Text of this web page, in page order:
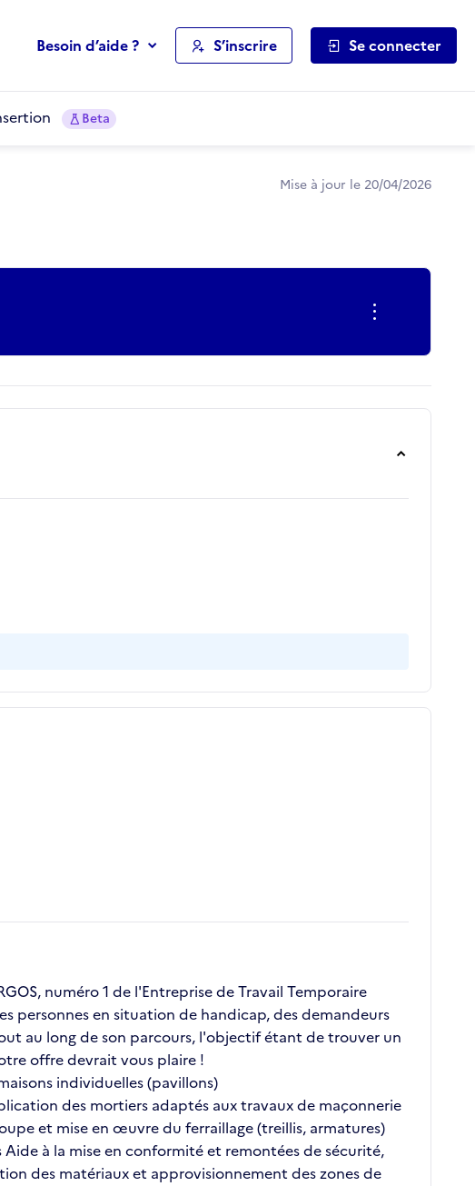
Besoin d’aide ? S’inscrire Se connecter
Beta
Mise à jour le 20/04/2026
numéro 1 de l'Entreprise de Travail Temporaire
personnes en situation de handicap, des demandeurs
au long de son parcours, l'objectif étant de trouver un
offre devrait vous plaire !
individuelles (pavillons)
des mortiers adaptés aux travaux de maçonnerie
et mise en œuvre du ferraillage (treillis, armatures)
à la mise en conformité et remontées de sécurité,
des matériaux et approvisionnement des zones de